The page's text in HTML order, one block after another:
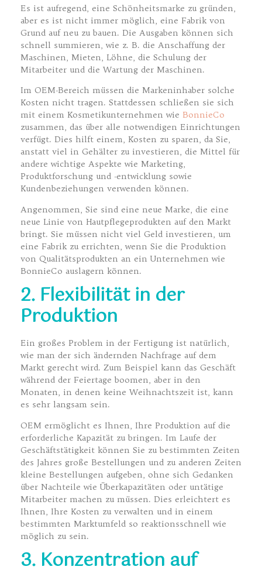
Es ist aufregend, eine Schönheitsmarke zu gründen,
aber es ist nicht immer möglich, eine Fabrik von
Grund auf neu zu bauen. Die Ausgaben können sich
schnell summieren, wie z. B. die Anschaffung der
Maschinen, Mieten, Löhne, die Schulung der
Mitarbeiter und die Wartung der Maschinen.
Im OEM-Bereich müssen die Markeninhaber solche
Kosten nicht tragen. Stattdessen schließen sie sich
mit einem Kosmetikunternehmen wie BonnieCo
zusammen, das über alle notwendigen Einrichtungen
verfügt. Dies hilft einem, Kosten zu sparen, da Sie,
anstatt viel in Gehälter zu investieren, die Mittel für
andere wichtige Aspekte wie Marketing,
Produktforschung und -entwicklung sowie
Kundenbeziehungen verwenden können.
Angenommen, Sie sind eine neue Marke, die eine
neue Linie von Hautpflegeprodukten auf den Markt
bringt. Sie müssen nicht viel Geld investieren, um
eine Fabrik zu errichten, wenn Sie die Produktion
von Qualitätsprodukten an ein Unternehmen wie
BonnieCo auslagern können.
2. Flexibilität in der
Produktion
Ein großes Problem in der Fertigung ist natürlich,
wie man der sich ändernden Nachfrage auf dem
Markt gerecht wird. Zum Beispiel kann das Geschäft
während der Feiertage boomen, aber in den
Monaten, in denen keine Weihnachtszeit ist, kann
es sehr langsam sein.
OEM ermöglicht es Ihnen, Ihre Produktion auf die
erforderliche Kapazität zu bringen. Im Laufe der
Geschäftstätigkeit können Sie zu bestimmten Zeiten
des Jahres große Bestellungen und zu anderen Zeiten
kleine Bestellungen aufgeben, ohne sich Gedanken
über Nachteile wie Überkapazitäten oder untätige
Mitarbeiter machen zu müssen. Dies erleichtert es
Ihnen, Ihre Kosten zu verwalten und in einem
bestimmten Marktumfeld so reaktionsschnell wie
möglich zu sein.
3. Konzentration auf